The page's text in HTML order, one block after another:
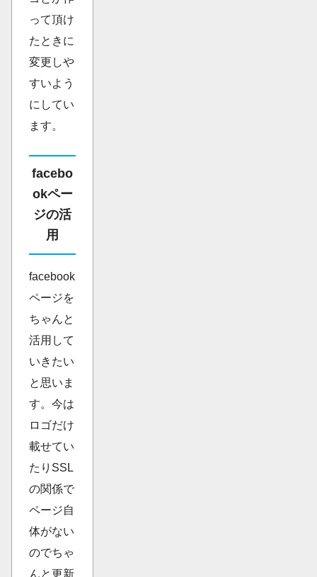
って頂け
たときに
変更しや
すいよう
にしてい
ます。
facebo
okペー
ジの活
用
facebook
ページを
ちゃんと
活用して
いきたい
と思いま
す。今は
ロゴだけ
載せてい
たりSSL
の関係で
ページ自
体がない
のでちゃ
んと更新